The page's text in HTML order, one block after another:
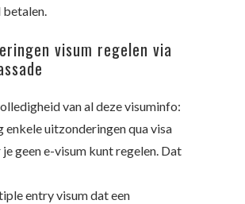
visum regelen via
van al deze visuminfo:
enkele uitzonderingen qua visa
geen e-visum kunt regelen. Dat
entry visum dat een